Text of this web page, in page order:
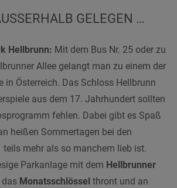
GELEGEN …
Hellbrunn: Mit dem Bus Nr. 25 oder zu
Allee gelangt man zu einem der
in Österreich. Das Schloss Hellbrunn
aus dem 17. Jahrhundert sollten
fehlen. Dabei gibt es Spaß
heißen Sommertagen bei den
teils mehr als so manchem lieb ist.
Parkanlage mit dem Hellbrunner
das Monatsschlössel thront und an